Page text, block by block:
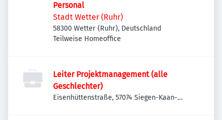
Personal
Stadt Wetter (Ruhr)
58300 Wetter (Ruhr), Deutschland
Teilweise Homeoffice
Leiter Projektmanagement (alle
Geschlechter)
Eisenhüttenstraße, 57074 Siegen-Kaan-